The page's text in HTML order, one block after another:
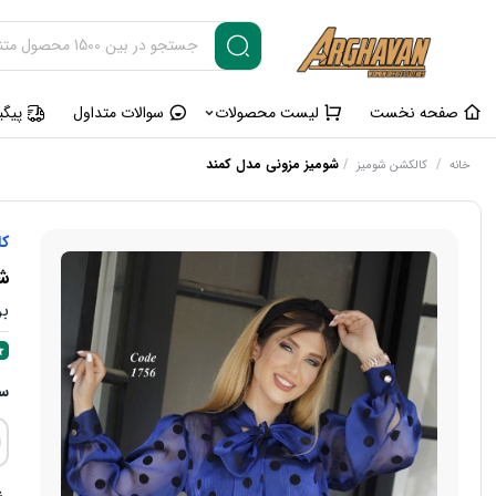
صفحه نخست لیست محصولات سوالات متداول
خانه / کالکشن شومیز /شومیز مزونی مدل کمند